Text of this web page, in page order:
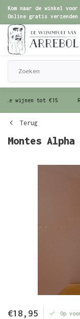
Kom naar de winkel
Online gratis verzenden
wijnen tot €15
Terug
Montes Alpha
€18,95 Op